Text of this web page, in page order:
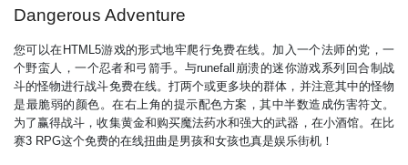
Dangerous Adventure
您可以在HTML5游戏的形式地牢爬行免费在线。加入一个法师的党，一
个野蛮人，一个忍者和弓箭手。与runefall崩溃的迷你游戏系列回合制战
斗的怪物进行战斗免费在线。打两个或更多块的群体，并注意其中的怪物
是最脆弱的颜色。在右上角的提示配色方案，其中半数造成伤害符文。
为了赢得战斗，收集黄金和购买魔法药水和强大的武器，在小酒馆。在比
赛3 RPG这个免费的在线扭曲是男孩和女孩也真是娱乐街机！